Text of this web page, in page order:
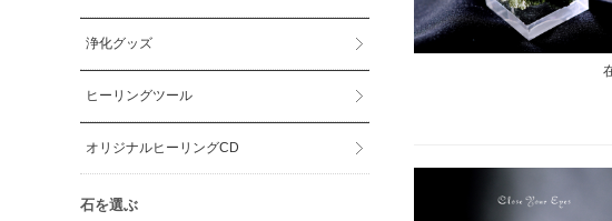
浄化グッズ
ヒーリングツール
オリジナルヒーリングCD
石を選ぶ